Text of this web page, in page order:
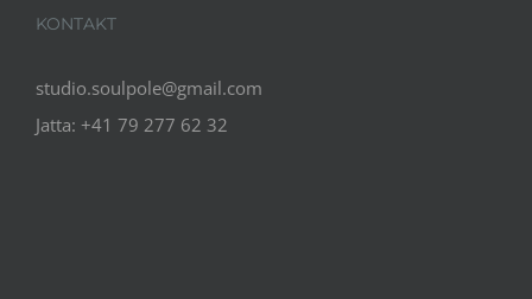
KONTAKT
studio.soulpole@gmail.com
Jatta: +41 79 277 62 32